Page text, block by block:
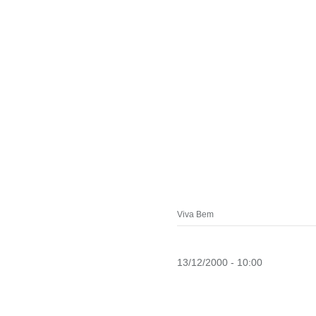
Viva Bem
13/12/2000 - 10:00